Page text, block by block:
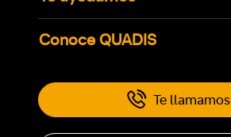
Conoce QUADIS
Te llamamos